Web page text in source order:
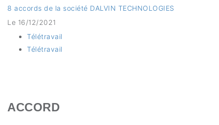
8 accords de la société DALVIN TECHNOLOGIES
Le 16/12/2021
Télétravail
Télétravail
ACCORD